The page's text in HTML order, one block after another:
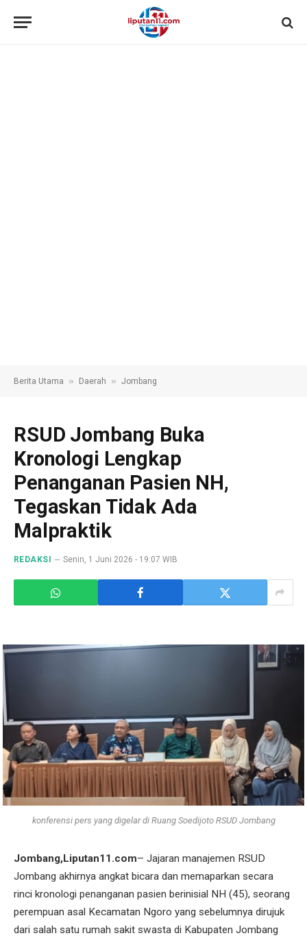
Berita Utama » Daerah » Jombang
RSUD Jombang Buka
Kronologi Lengkap
Penanganan Pasien NH,
Tegaskan Tidak Ada
Malpraktik
REDAKSI Senin, 1 Juni 2026 - 19:07 WIB
konferensi pers yang digelar di Ruang Soedijoto RSUD Jombang
Jombang,Liputan11.com– Jajaran manajemen RSUD
Jombang akhirnya angkat bicara dan memaparkan secara
rinci kronologi penanganan pasien berinisial NH (45), seorang
perempuan asal Kecamatan Ngoro yang sebelumnya dirujuk
dari salah satu rumah sakit swasta di Kabupaten Jombang